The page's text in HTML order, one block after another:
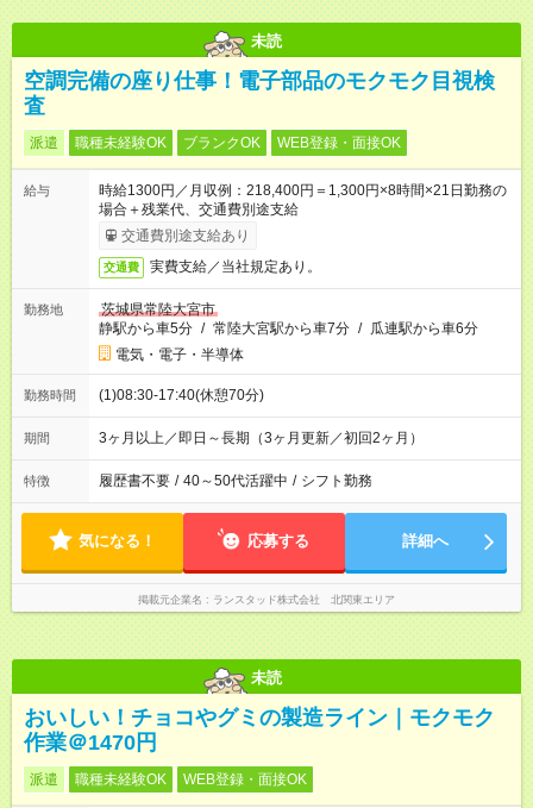
未読
空調完備の座り仕事！電子部品のモクモク目視検
査
派遣 職種未経験OK ブランクOK WEB登録・面接OK
給与
時給1300円／月収例：218,400円＝1,300円×8時間×21日勤務の
場合＋残業代、交通費別途支給
交通費別途支給あり
交通費 実費支給／当社規定あり。
勤務地
茨城県常陸大宮市
静駅から車5分 / 常陸大宮駅から車7分 / 瓜連駅から車6分
電気・電子・半導体
勤務時間 (1)08:30-17:40(休憩70分)
期間 3ヶ月以上／即日～長期（3ヶ月更新／初回2ヶ月）
特徴 履歴書不要 / 40～50代活躍中 / シフト勤務
気になる！ 応募する 詳細へ
掲載元企業名 ランスタッド株式会社 北関東エリア
未読
おいしい！チョコやグミの製造ライン｜モクモク
作業＠1470円
派遣 職種未経験OK WEB登録・面接OK